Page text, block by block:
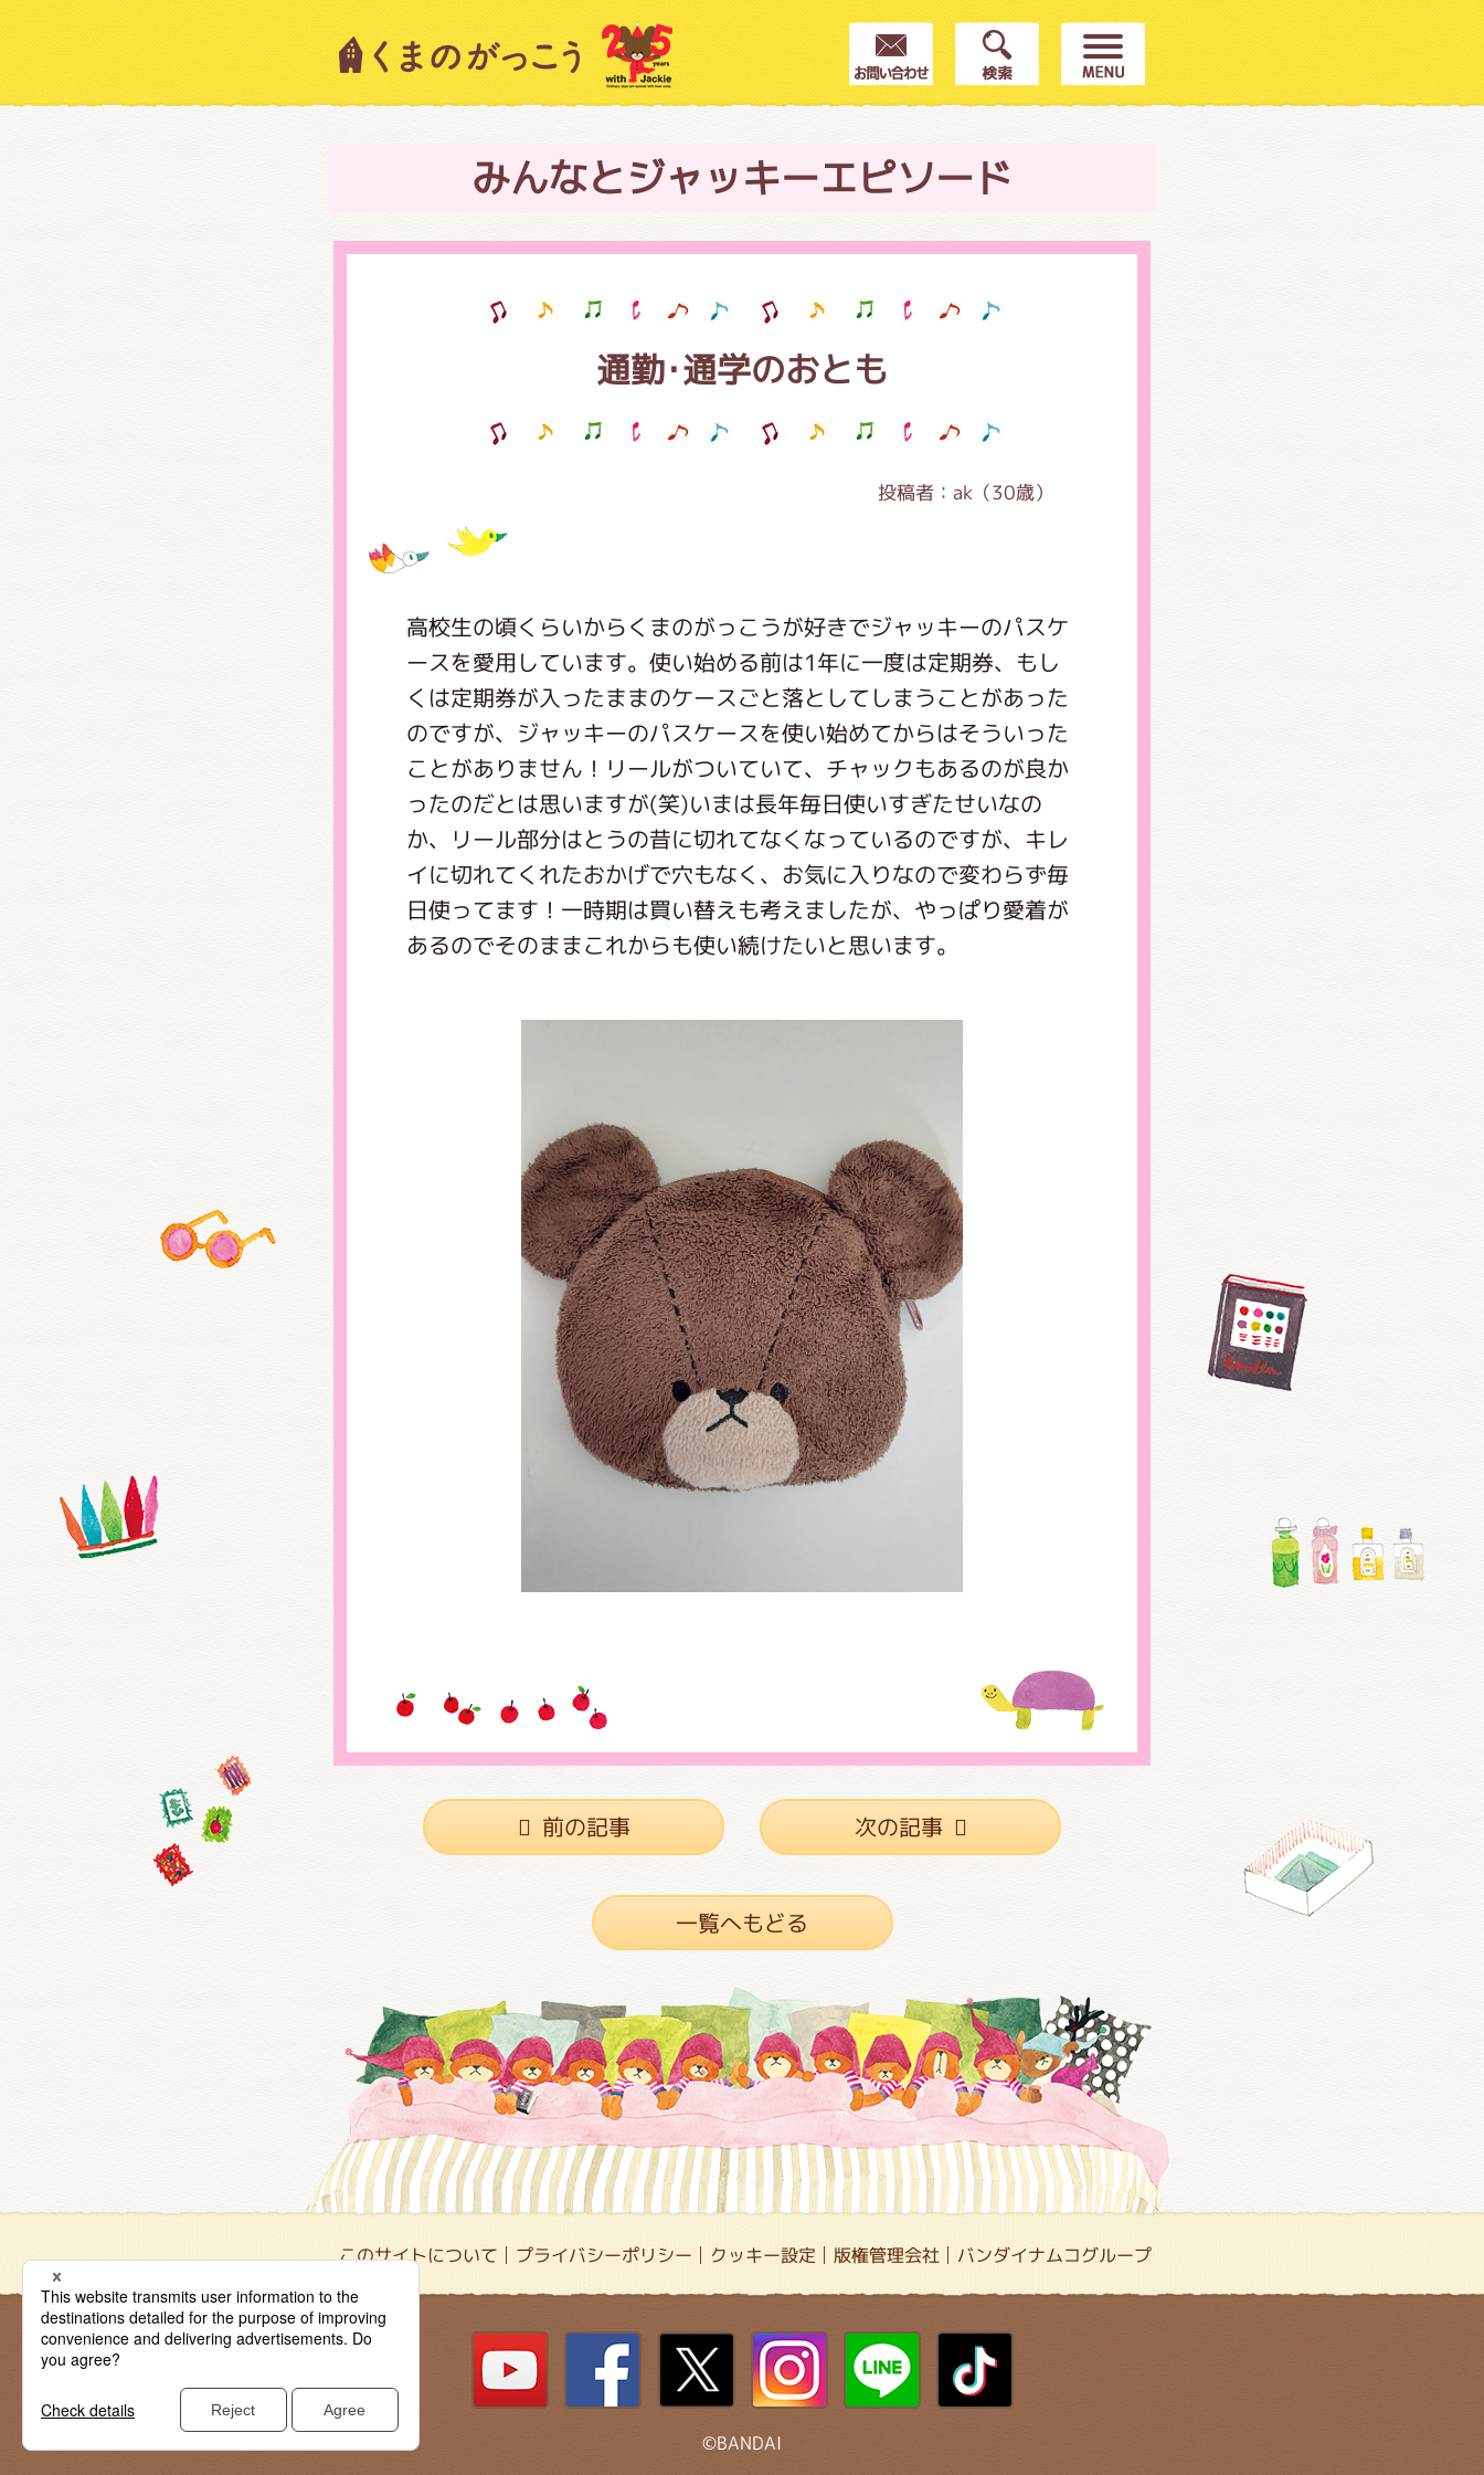
みんなとジャッキーエピソード
通勤･通学のおとも
投稿者： ak （30歳）
高校生の頃くらいからくまのがっこうが好きでジャッキーのパスケ
ースを愛用しています。使い始める前は1年に一度は定期券、もし
くは定期券が入ったままのケースごと落としてしまうことがあった
のですが、ジャッキーのパスケースを使い始めてからはそういった
ことがありません！リールがついていて、チャックもあるのが良か
ったのだとは思いますが(笑)いまは長年毎日使いすぎたせいなの
か、リール部分はとうの昔に切れてなくなっているのですが、キレ
イに切れてくれたおかげで穴もなく、お気に入りなので変わらず毎
日使ってます！一時期は買い替えも考えましたが、やっぱり愛着が
あるのでそのままこれからも使い続けたいと思います。
前の記事 次の記事
一覧へもどる
このサイトについて プライバシーポリシー クッキー設定 版権管理会社 バンダイナムコグループ
©BANDAI
キャラクター紹介
ニュース
絵本・作家紹介
ミュージカル・コンサート
おたのしみコンテンツ(クイズ・AR・診断・占い)
チア ジャッキーズ！